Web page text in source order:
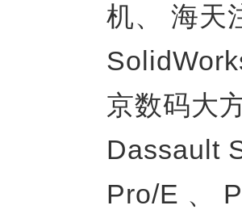
机、
海天
京数码大
Dassault
Pro/E 、